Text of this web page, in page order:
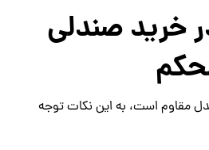
خرید صندلی
مقاوم است، به این نکات توجه